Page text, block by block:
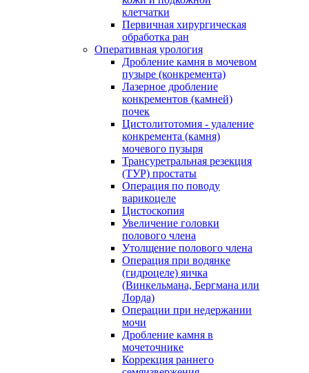
клетчатки
Первичная хирургическая
обработка ран
Оперативная урология
Дробление камня в мочевом
пузыре (конкремента)
Лазерное дробление
конкрементов (камней)
почек
Цистолитотомия - удаление
конкремента (камня)
мочевого пузыря
Трансуретральная резекция
(ТУР) простаты
Операция по поводу
варикоцеле
Цистоскопия
Увеличение головки
полового члена
Утолщение полового члена
Операция при водянке
(гидроцеле) яичка
(Винкельмана, Бергмана или
Лорда)
Операции при недержании
мочи
Дробление камня в
мочеточнике
Коррекция раннего